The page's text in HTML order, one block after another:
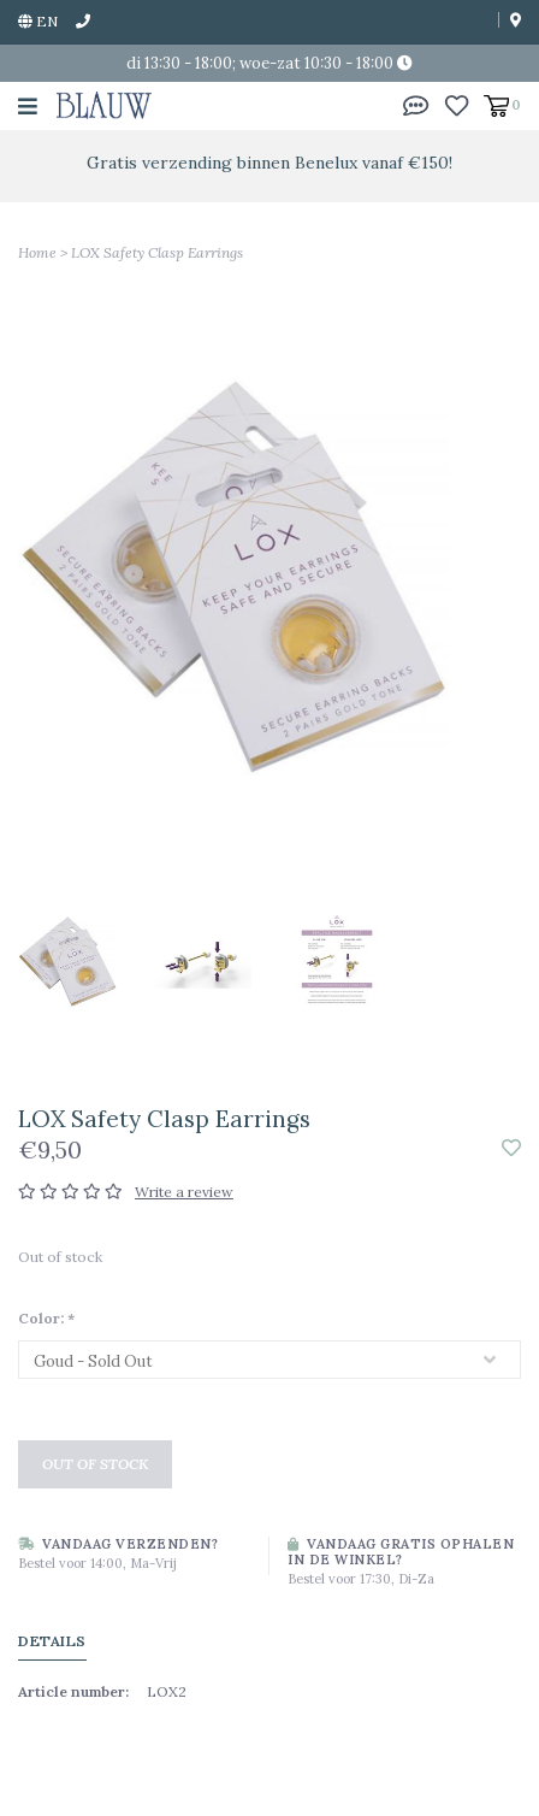
EN
di 13:30 - 18:00; woe-zat 10:30 - 18:00
0
Gratis verzending binnen Benelux vanaf €150!
Home > LOX Safety Clasp Earrings
LOX Safety Clasp Earrings
€9,50
Write a review
Out of stock
Color: *
OUT OF STOCK
VANDAAG VERZENDEN?
Bestel voor 14:00, Ma-Vrij
VANDAAG GRATIS OPHALEN
IN DE WINKEL?
Bestel voor 17:30, Di-Za
DETAILS
Article number: LOX2